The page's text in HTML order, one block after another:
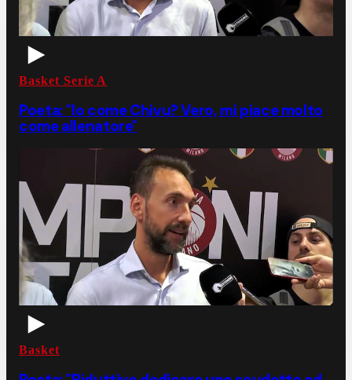
Basket Serie A
Poeta: "Io come Chivu? Vero, mi piace molto
come allenatore"
Basket